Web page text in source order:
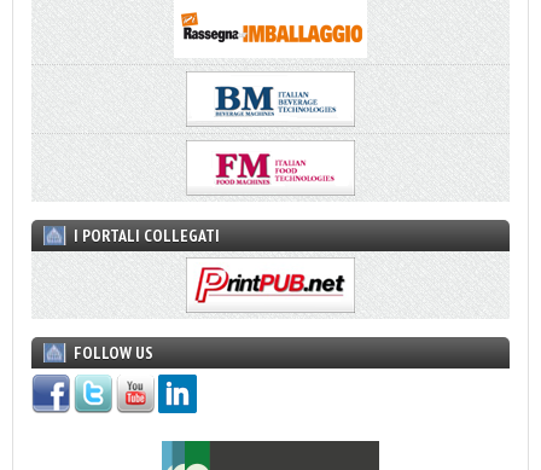
I PORTALI COLLEGATI
FOLLOW US